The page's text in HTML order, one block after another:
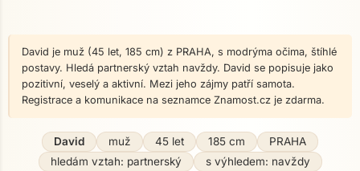
David je muž (45 let, 185 cm) z PRAHA, s modrýma očima, štíhlé
postavy. Hledá partnerský vztah navždy. David se popisuje jako
pozitivní, veselý a aktivní. Mezi jeho zájmy patří samota.
Registrace a komunikace na seznamce Znamost.cz je zdarma.
David muž 45 let 185 cm
PRAHA
hledám vztah: partnerský
s výhledem: navždy